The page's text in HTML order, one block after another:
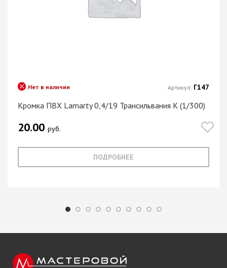
Кромка ПВХ Lamarty 0,4/19 Трансильвания K (1/300)
Нет в наличии
20.00 руб.
ПОДРОБНЕЕ
Артикул: Г147